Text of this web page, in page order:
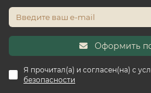
практичное решение для
нотки роскоши в любой
классический или
своей красотой и безупречным
годы.
Оформить
Я прочитал(а) и согласен(на) с
безопасности